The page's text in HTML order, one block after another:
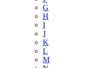
G
H
I
J
K
L
M